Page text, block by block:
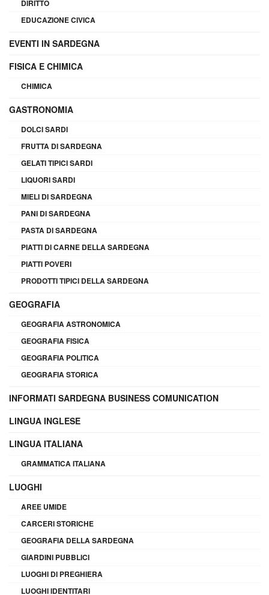
DIRITTO
EDUCAZIONE CIVICA
EVENTI IN SARDEGNA
FISICA E CHIMICA
CHIMICA
GASTRONOMIA
DOLCI SARDI
FRUTTA DI SARDEGNA
GELATI TIPICI SARDI
LIQUORI SARDI
MIELI DI SARDEGNA
PANI DI SARDEGNA
PASTA DI SARDEGNA
PIATTI DI CARNE DELLA SARDEGNA
PIATTI POVERI
PRODOTTI TIPICI DELLA SARDEGNA
GEOGRAFIA
GEOGRAFIA ASTRONOMICA
GEOGRAFIA FISICA
GEOGRAFIA POLITICA
GEOGRAFIA STORICA
INFORMATI SARDEGNA BUSINESS COMUNICATION
LINGUA INGLESE
LINGUA ITALIANA
GRAMMATICA ITALIANA
LUOGHI
AREE UMIDE
CARCERI STORICHE
GEOGRAFIA DELLA SARDEGNA
GIARDINI PUBBLICI
LUOGHI DI PREGHIERA
LUOGHI IDENTITARI